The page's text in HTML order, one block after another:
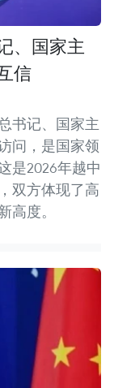
、国家主
信
书记、国家主
问，是国家领
是2026年越中
双方体现了高
高度。